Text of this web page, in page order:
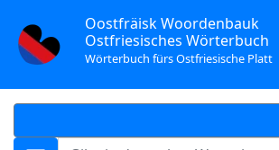
Oostfräisk Woordenbauk
Ostfriesisches Wörterbuch
Wörterbuch fürs Ostfriesische Platt